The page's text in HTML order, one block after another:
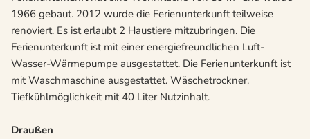
1966 gebaut. 2012 wurde die Ferienunterkunft teilweise
renoviert. Es ist erlaubt 2 Haustiere mitzubringen. Die
Ferienunterkunft ist mit einer energiefreundlichen Luft-
Wasser-Wärmepumpe ausgestattet. Die Ferienunterkunft ist
mit Waschmaschine ausgestattet. Wäschetrockner.
Tiefkühlmöglichkeit mit 40 Liter Nutzinhalt.
Draußen